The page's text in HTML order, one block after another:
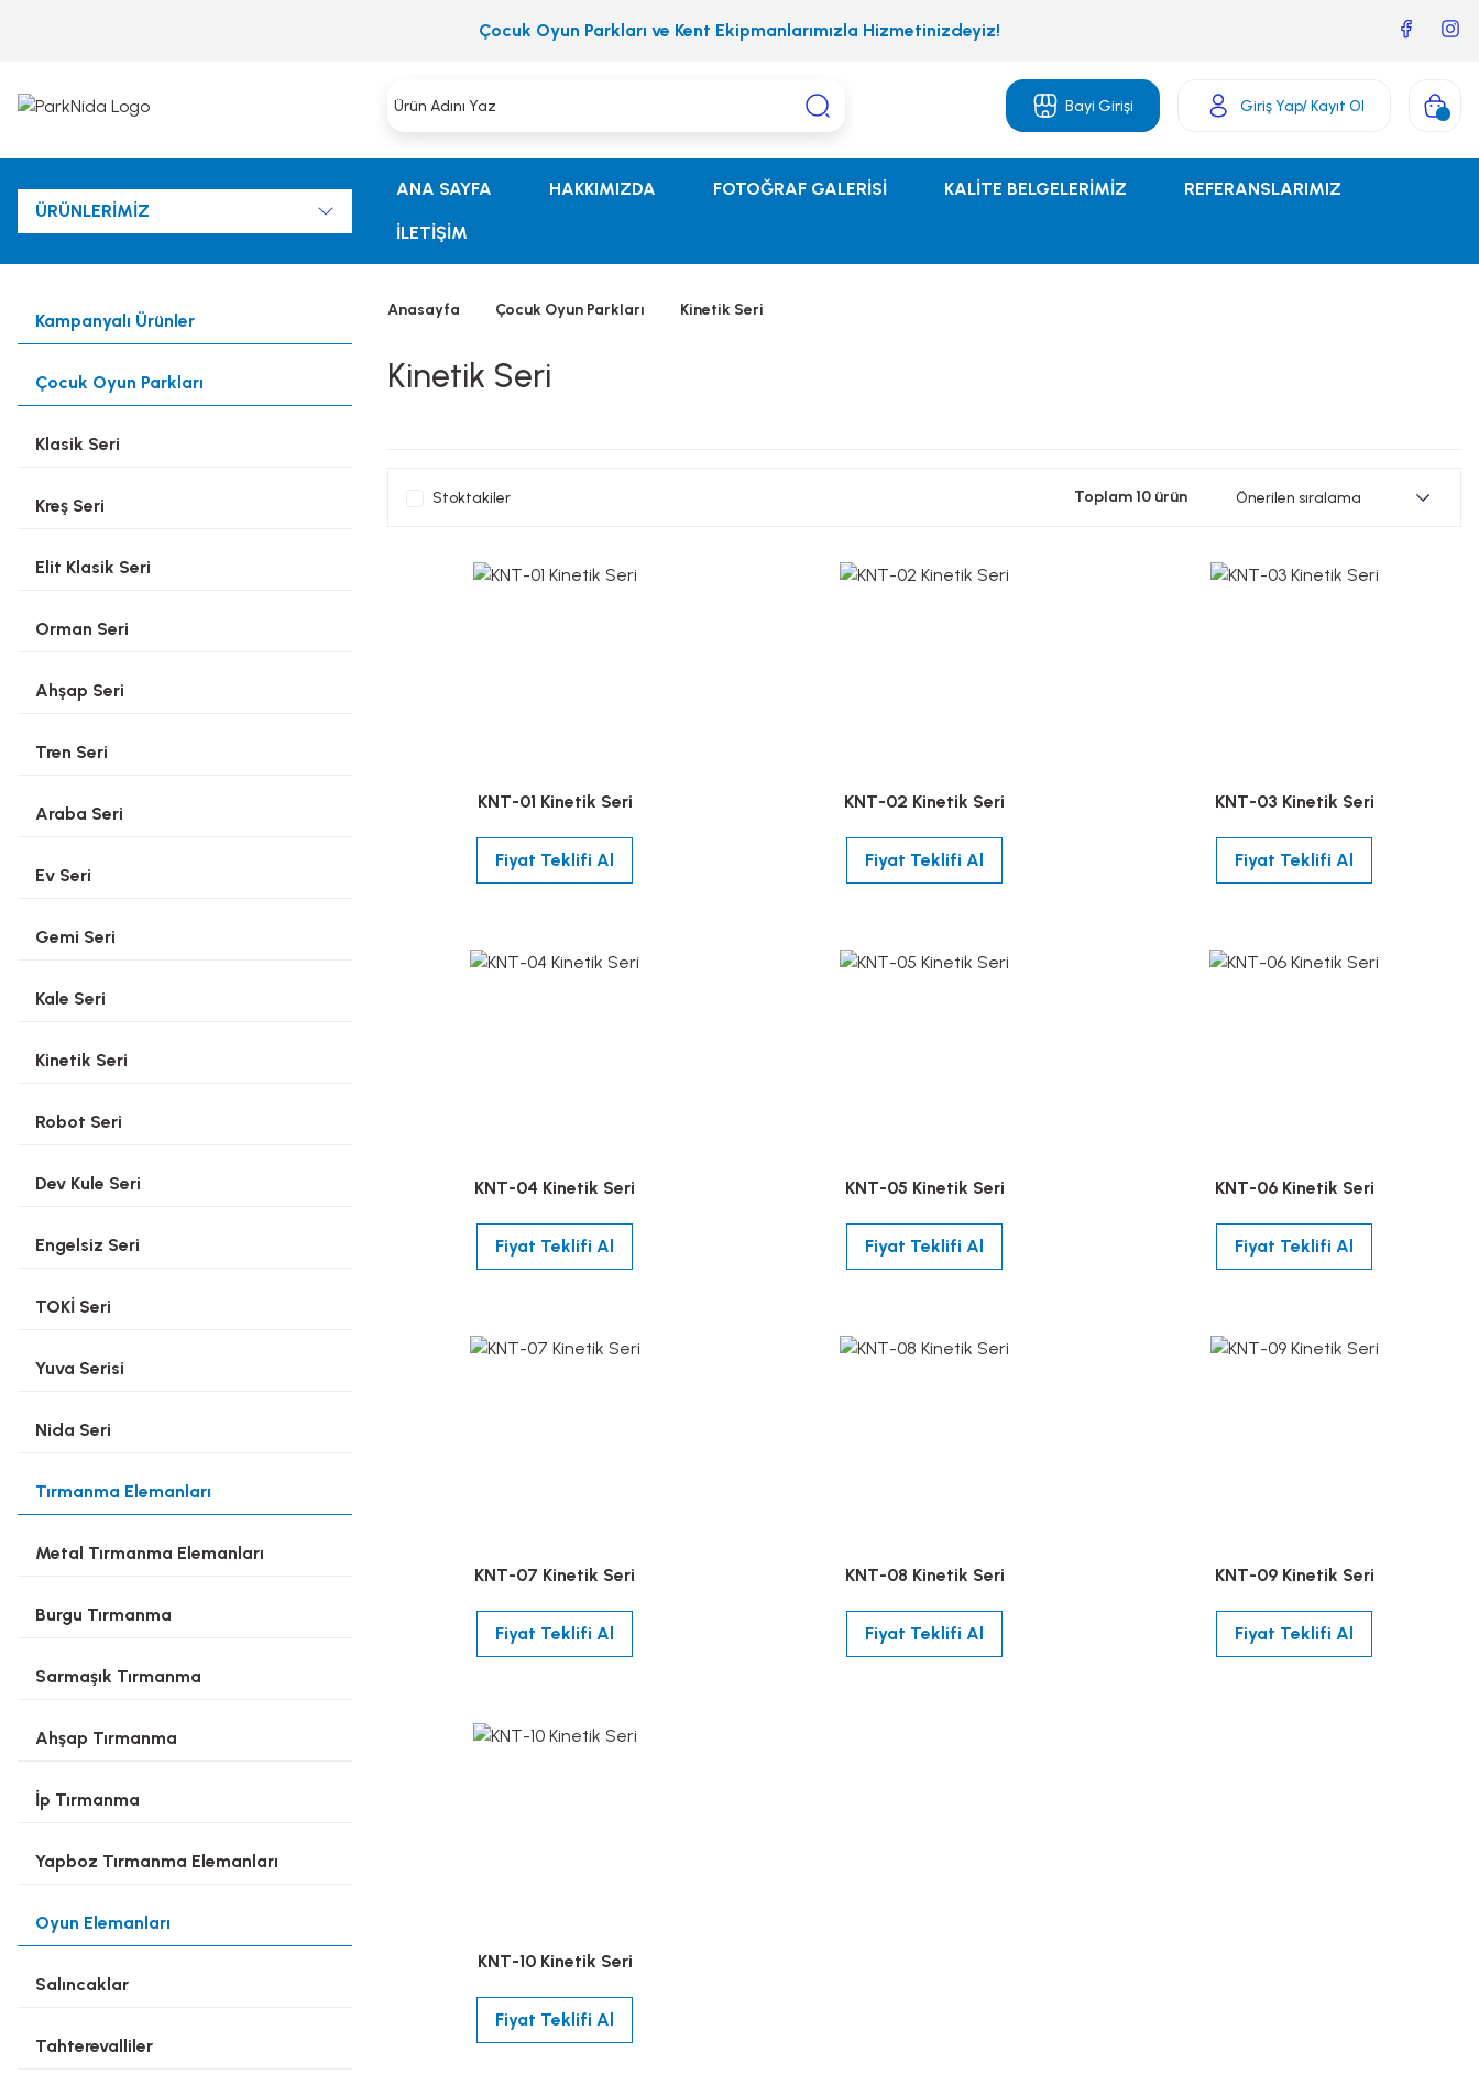
Çocuk Oyun Parkları ve Kent Ekipmanlarımızla Hizmetinizdeyiz!
Bayi Girişi Giriş Yap/ Kayıt Ol
ÜRÜNLERİMİZ
ANA SAYFA HAKKIMIZDA FOTOĞRAF GALERİSİ KALİTE BELGELERİMİZ REFERANSLARIMIZ
İLETİŞİM
Kampanyalı Ürünler
Çocuk Oyun Parkları
Klasik Seri
Kreş Seri
Elit Klasik Seri
Orman Seri
Ahşap Seri
Tren Seri
Araba Seri
Ev Seri
Gemi Seri
Kale Seri
Kinetik Seri
Robot Seri
Dev Kule Seri
Engelsiz Seri
TOKİ Seri
Yuva Serisi
Nida Seri
Tırmanma Elemanları
Metal Tırmanma Elemanları
Burgu Tırmanma
Sarmaşık Tırmanma
Ahşap Tırmanma
İp Tırmanma
Yapboz Tırmanma Elemanları
Oyun Elemanları
Salıncaklar
Tahterevalliler
Anasayfa Çocuk Oyun Parkları Kinetik Seri
Kinetik Seri
Stoktakiler Toplam 10 ürün
KNT-01 Kinetik Seri
Fiyat Teklifi Al
KNT-02 Kinetik Seri
Fiyat Teklifi Al
KNT-03 Kinetik Seri
Fiyat Teklifi Al
KNT-04 Kinetik Seri
Fiyat Teklifi Al
KNT-05 Kinetik Seri
Fiyat Teklifi Al
KNT-06 Kinetik Seri
Fiyat Teklifi Al
KNT-07 Kinetik Seri
Fiyat Teklifi Al
KNT-08 Kinetik Seri
Fiyat Teklifi Al
KNT-09 Kinetik Seri
Fiyat Teklifi Al
KNT-10 Kinetik Seri
Fiyat Teklifi Al